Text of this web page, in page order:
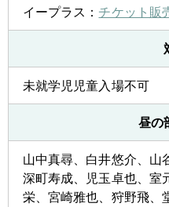
イープラス： チケット販
未就学児児童入場不可
昼の
山中真尋、白井悠介、山
深町寿成、児玉卓也、室
栄、宮崎雅也、狩野飛、